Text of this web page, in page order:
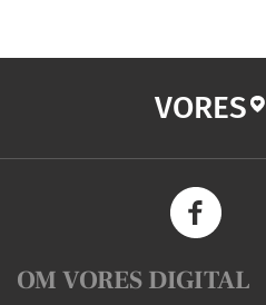
VORES
OM VORES DIGITAL